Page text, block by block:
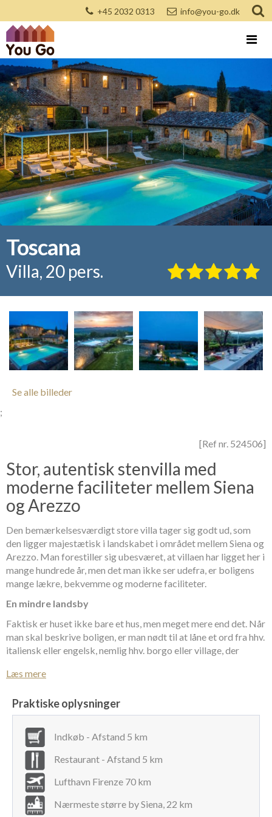
+45 2032 0313 info@you-go.dk
Toscana
Villa, 20 pers.
Se alle billeder
;
[Ref nr. 524506]
Stor, autentisk stenvilla med
moderne faciliteter mellem Siena
og Arezzo
Den bemærkelsesværdigt store villa tager sig godt ud, som
den ligger majestætisk i landskabet i området mellem Siena og
Arezzo. Man forestiller sig ubesværet, at villaen har ligget her i
mange hundrede år, men det man ikke ser udefra, er boligens
mange lækre, bekvemme og moderne faciliteter.
En mindre landsby
Faktisk er huset ikke bare et hus, men meget mere end det. Når
man skal beskrive boligen, er man nødt til at låne et ord fra hhv.
italiensk eller engelsk, nemlig hhv. borgo eller village, der
nedtonet betydning, det, man får, når man bor her i den store,
stråtag eller gadekær, men til gengæld en bolig, der lever fuldt
op til den moderne gæsts krav og ønsker til feriebolig.
Ikke bare aircondition
Mange vil have oplevet en moderne feriebolig i Toscana,
måske endda her i området mellem Siena og Arezzo, der blev
svalet dejligt ned med aircondition. Boligen her går et skridt
videre, og har fået installeret et specielt floor cooling system,
således at det ikke er koldt luft, der blæses ind, men sval luft
Læs mere
Praktiske oplysninger
Indkøb - Afstand 5 km
Restaurant - Afstand 5 km
Lufthavn Firenze 70 km
Nærmeste større by Siena, 22 km